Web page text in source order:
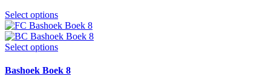
Select optionsThis
product
has
multiple
The
Select optionsThis
has
Bashoek Boek 8